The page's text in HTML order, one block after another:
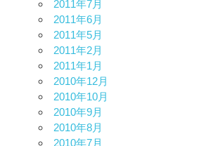
2011年7月
2011年6月
2011年5月
2011年2月
2011年1月
2010年12月
2010年10月
2010年9月
2010年8月
2010年7月